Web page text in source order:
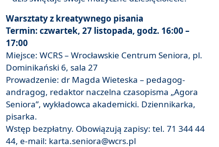
Warsztaty z kreatywnego pisania
Termin: czwartek, 27 listopada, godz. 16:00 –
17:00
Miejsce: WCRS – Wrocławskie Centrum Seniora, pl.
Dominikański 6, sala 27
Prowadzenie: dr Magda Wieteska – pedagog-
andragog, redaktor naczelna czasopisma „Agora
Seniora”, wykładowca akademicki. Dziennikarka,
pisarka.
Wstęp bezpłatny. Obowiązują zapisy: tel. 71 344 44
44, e-mail: karta.seniora@wcrs.pl